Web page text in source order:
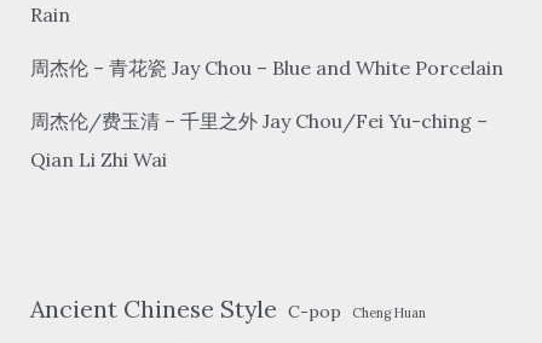
Rain
周杰伦 – 青花瓷 Jay Chou – Blue and White Porcelain
周杰伦/费玉清 – 千里之外 Jay Chou/Fei Yu-ching –
Qian Li Zhi Wai
Ancient Chinese Style C-pop Cheng Huan